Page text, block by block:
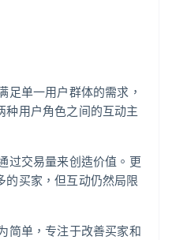
足单一用户群体的需求，
种用户角色之间的互动主
过交易量来创造价值。更
的买家，但互动仍然局限
简单，专注于改善买家和